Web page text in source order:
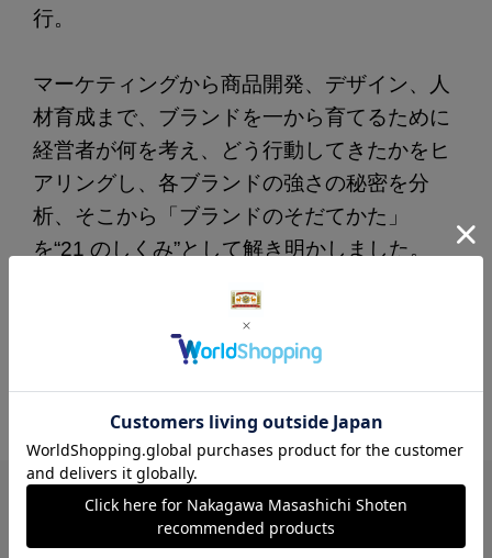
行。
マーケティングから商品開発、デザイン、人
材育成まで、ブランドを一から育てるために
経営者が何を考え、どう行動してきたかをヒ
アリングし、各ブランドの強さの秘密を分
析、そこから「ブランドのそだてかた」
を“21 のしくみ”として解き明かしました。
ブランディングを考える経営者や、デザイナ
ーにぜひ読んでいただきたい内容です。
レビュー